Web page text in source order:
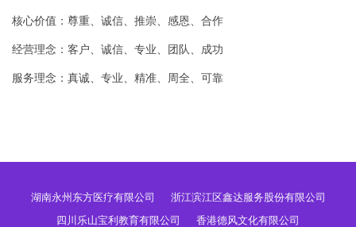
核心价值：尊重、诚信、推崇、感恩、合作
经营理念：客户、诚信、专业、团队、成功
服务理念：真诚、专业、精准、周全、可靠
湖南永州东方医疗有限公司
浙江滨江区鑫达服务股份有限公司
四川乐山宝利教育有限公司
香港德风文化有限公司